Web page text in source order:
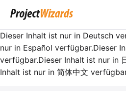
Dieser Inhalt ist nur in Deutsch
nur in Español verfügbar.Dieser
verfügbar.Dieser Inhalt ist nur in
Inhalt ist nur in 简体中文